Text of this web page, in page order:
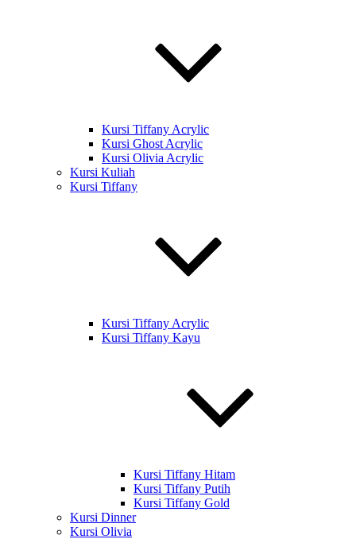
Kursi Tiffany Acrylic
Kursi Ghost Acrylic
Kursi Olivia Acrylic
Kursi Kuliah
Kursi Tiffany
Kursi Tiffany Acrylic
Kursi Tiffany Kayu
Kursi Tiffany Hitam
Kursi Tiffany Putih
Kursi Tiffany Gold
Kursi Dinner
Kursi Olivia